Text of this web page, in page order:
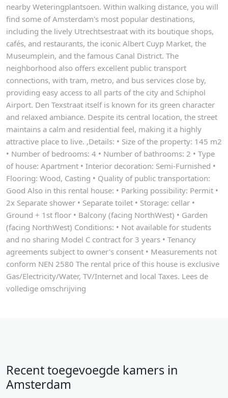
nearby Weteringplantsoen. Within walking distance, you will
find some of Amsterdam's most popular destinations,
including the lively Utrechtsestraat with its boutique shops,
cafés, and restaurants, the iconic Albert Cuyp Market, the
Museumplein, and the famous Canal District. The
neighborhood also offers excellent public transport
connections, with tram, metro, and bus services close by,
providing easy access to all parts of the city and Schiphol
Airport. Den Texstraat itself is known for its green character
and relaxed ambiance. Despite its central location, the street
maintains a calm and residential feel, making it a highly
attractive place to live. ,Details: • Size of the property: 145 m2
• Number of bedrooms: 4 • Number of bathrooms: 2 • Type
of house: Apartment • Interior decoration: Semi-Furnished •
Flooring: Wood, Casting • Quality of public transportation:
Good Also in this rental house: • Parking possibility: Permit •
2x Separate shower • Separate toilet • Storage: cellar •
Ground + 1st floor • Balcony (facing NorthWest) • Garden
(facing NorthWest) Conditions: • Not available for students
and no sharing Model C contract for 3 years • Tenancy
agreements subject to owner's consent • Measurements not
conform NEN 2580 The rental price of this house is exclusive
Gas/Electricity/Water, TV/Internet and local Taxes. Lees de
volledige omschrijving
Recent toegevoegde kamers in
Amsterdam